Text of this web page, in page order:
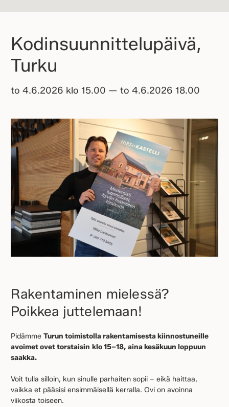
Kodinsuunnittelupäivä,
Turku
to 4.6.2026 klo 15.00 — to 4.6.2026 18.00
Rakentaminen mielessä?
Poikkea juttelemaan!
Pidämme Turun toimistolla rakentamisesta kiinnostuneille
avoimet ovet torstaisin klo 15–18, aina kesäkuun loppuun
saakka.
Voit tulla silloin, kun sinulle parhaiten sopii – eikä haittaa,
vaikka et pääsisi ensimmäisellä kerralla. Ovi on avoinna
viikosta toiseen.